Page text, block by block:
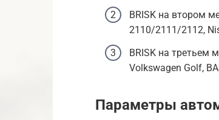
BRISK на втором
2110/2111/2112,
BRISK на третьем
Volkswagen Golf,
Параметры